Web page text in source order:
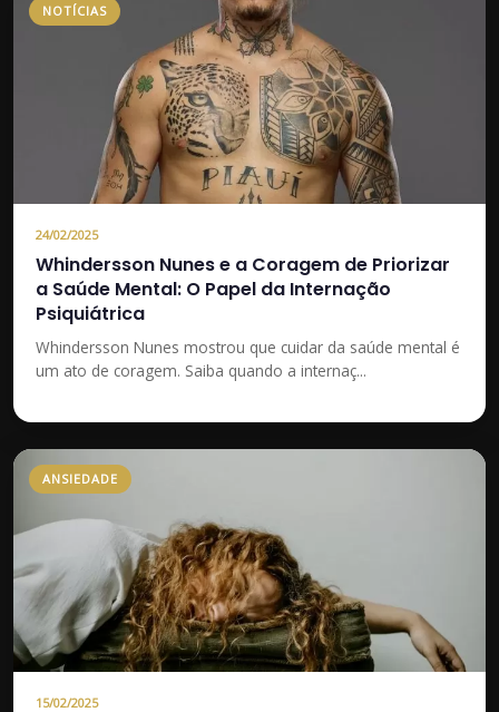
NOTÍCIAS
24/02/2025
Whindersson Nunes e a Coragem de Priorizar
a Saúde Mental: O Papel da Internação
Psiquiátrica
Whindersson Nunes mostrou que cuidar da saúde mental é
um ato de coragem. Saiba quando a internaç...
ANSIEDADE
15/02/2025